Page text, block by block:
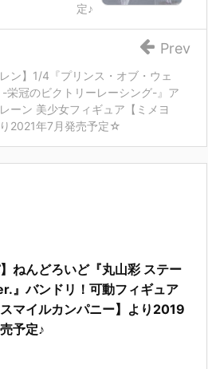
定♪
レン】1/4『プリンス・オブ・ウェ
-栄冠のビクトリーレーシング-』ア
ーン 美少女フィギュア【ミメヨ
2021年7月発売予定☆
Prev
】ねんどろいど『丸山彩 ステー
』バンドリ！可動フィギュア
スマイルカンパニー】より2019
予定♪